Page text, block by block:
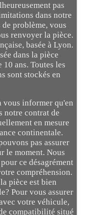
pas
dans notre
problème, vous
renvoyer la pièce.
basée à Lyon.
dans la pièce
ans. Toutes les
sont stockés en
vous informer qu'en
notre contrat de
en mesure
continentale.
pas assurer
le moment. Nous
ce désagrément
compréhension.
pièce est bien
Pour vous assurer
votre véhicule,
compatibilité situé